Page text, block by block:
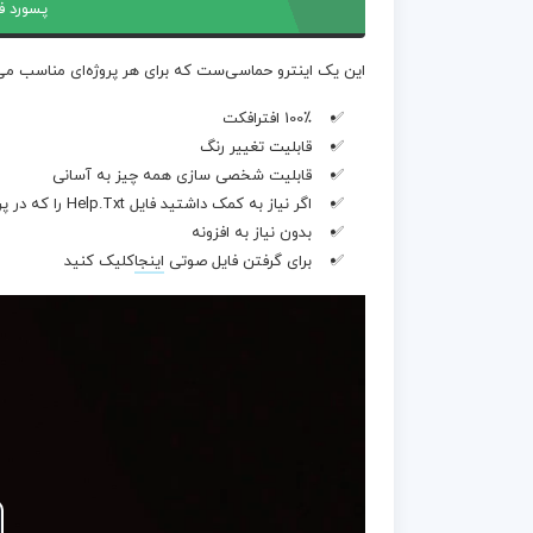
پسورد
این یک اینترو حماسی‌ست که برای هر پروژه‌ای مناسب
100٪ افترافکت
قابلیت تغییر رنگ
قابلیت شخصی سازی همه چیز به آسانی
اگر نیاز به کمک داشتید فایل Help.Txt را که در پروژه موجود است مطالعه کنید
بدون نیاز به افزونه
برای گرفتن فایل صوتی اینجاکلیک کنید